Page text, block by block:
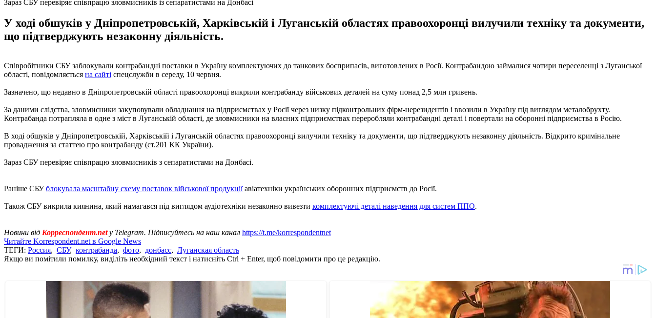
Зараз СБУ перевіряє співпрацю зловмисників із сепаратистами на Донбасі
У ході обшуків у Дніпропетровській, Харківській і Луганській областях правоохоронці вилучили техніку та документи,
що підтверджують незаконну діяльність.
Співробітники СБУ заблокували контрабандні поставки в Україну комплектуючих до танкових боєприпасів, виготовлених в Росії. Контрабандою займалися чотири переселенці з Луганської
області, повідомляється на сайті спецслужби в середу, 10 червня.
Зазначено, що недавно в Дніпропетровській області правоохоронці викрили контрабанду військових деталей на суму понад 2,5 млн гривень.
За даними слідства, зловмисники закуповували обладнання на підприємствах у Росії через низку підконтрольних фірм-нерезидентів і ввозили в Україну під виглядом металобрухту.
Контрабанда потрапляла в одне з міст в Луганській області, де зловмисники на власних підприємствах переробляли контрабандні деталі і повертали на оборонні підприємства в Росію.
В ході обшуків у Дніпропетровській, Харківській і Луганській областях правоохоронці вилучили техніку та документи, що підтверджують незаконну діяльність. Відкрито кримінальне
провадження за статтею про контрабанду (ст.201 КК України).
Зараз СБУ перевіряє співпрацю зловмисників з сепаратистами на Донбасі.
Раніше СБУблокувала масштабну схему поставок військової продукціїавіатехніки українських оборонних підприємств до Росії.
Також СБУ викрила киянина, який намагався під виглядом аудіотехніки незаконно вивезти комплектуючі деталі наведення для систем ППО.
Новини від Корреспондент.net у Telegram. Підписуйтесь на наш канал https://t.me/korrespondentnet
Читайте Korrespondent.net в Google News
ТЕГИ: Россия, СБУ, контрабанда, фото, донбасс, Луганская область
Якщо ви помітили помилку, виділіть необхідний текст і натисніть Ctrl + Enter, щоб повідомити про це редакцію.